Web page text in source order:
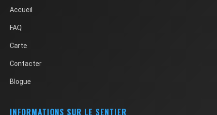
Accueil
FAQ
Carte
Contacter
Blogue
INFORMATIONS SUR LE SENTIER